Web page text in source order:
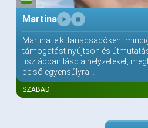
Martina
Martina lelki tanácsadóként
támogatást nyújtson és
tisztábban lásd a helyzeteket,
belső egyensúlyra...
SZABAD